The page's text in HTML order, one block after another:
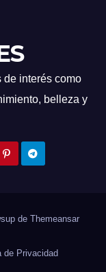
de interés como
belleza y
de Themeansar
de Privacidad